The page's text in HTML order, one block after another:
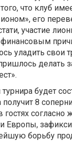
что клуб
его
участие
уладить свои
делать
будет
8
гостях
Европы,
борьбу